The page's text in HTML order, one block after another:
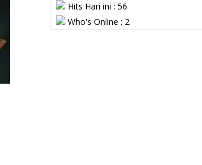
Hits Hari ini : 56
Who's Online : 2